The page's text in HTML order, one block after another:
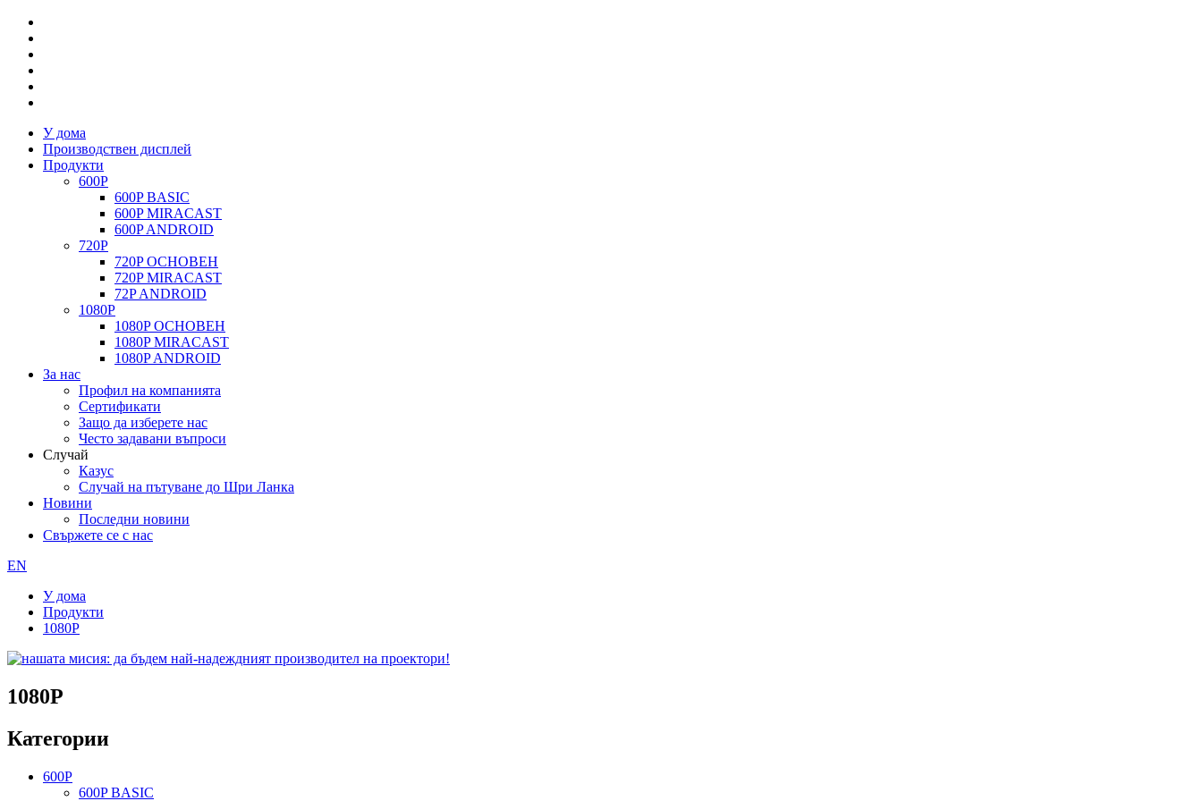
У дома
Производствен дисплей
Продукти
600P
600P BASIC
600P MIRACAST
600P ANDROID
720P
720P ОСНОВЕН
720P MIRACAST
72P ANDROID
1080P
1080P ОСНОВЕН
1080P MIRACAST
1080P ANDROID
За нас
Профил на компанията
Сертификати
Защо да изберете нас
Често задавани въпроси
Случай
Казус
Случай на пътуване до Шри Ланка
Новини
Последни новини
Свържете се с нас
EN
У дома
Продукти
1080P
1080P
Категории
600P
600P BASIC